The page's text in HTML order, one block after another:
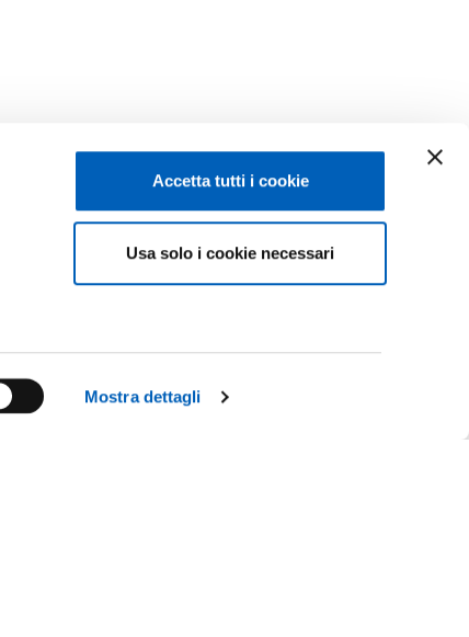
Mostra dettagli
Accetta tutti i cookie
Usa solo i cookie necessari